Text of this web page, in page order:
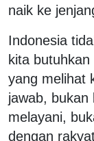
naik ke
Indonesia
kita
yang melihat
jawab, bukan
melayani,
dengan